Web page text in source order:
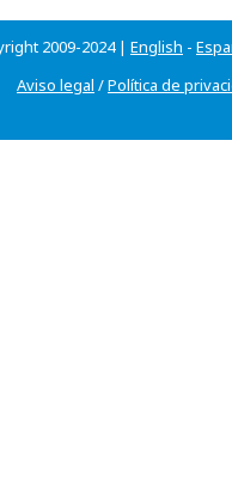
2009-2024 | English -
Aviso legal /Política de